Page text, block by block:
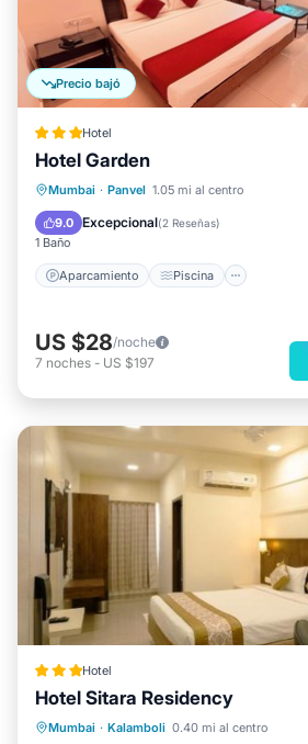
Precio bajó
Hotel
Hotel Garden
Mumbai · Panvel 1.05 mi al centro
9.0 Excepcional(2 Reseñas)
1 Baño
Aparcamiento Piscina
Aparcamiento
Piscina
Balcón/Terraza
US $28/noche
7 noches - US $197
Hotel
Hotel Sitara Residency
Mumbai · Kalamboli 0.40 mi al centro
Desayuno
Aparcamiento